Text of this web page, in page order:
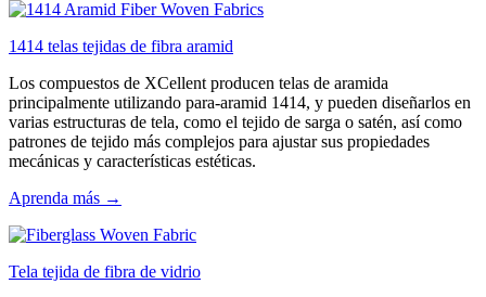
1414 telas tejidas de fibra aramid
Los compuestos de XCellent producen telas de aramida
principalmente utilizando para-aramid 1414, y pueden diseñarlos en
varias estructuras de tela, como el tejido de sarga o satén, así como
patrones de tejido más complejos para ajustar sus propiedades
mecánicas y características estéticas.
Aprenda más →
Tela tejida de fibra de vidrio